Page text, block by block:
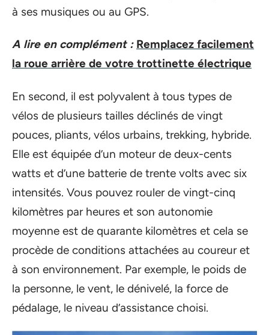
à ses musiques ou au GPS.
A lire en complément : Remplacez facilement
la roue arrière de votre trottinette électrique
En second, il est polyvalent à tous types de
vélos de plusieurs tailles déclinés de vingt
pouces, pliants, vélos urbains, trekking, hybride.
Elle est équipée d’un moteur de deux-cents
watts et d’une batterie de trente volts avec six
intensités. Vous pouvez rouler de vingt-cinq
kilomètres par heures et son autonomie
moyenne est de quarante kilomètres et cela se
procède de conditions attachées au coureur et
à son environnement. Par exemple, le poids de
la personne, le vent, le dénivelé, la force de
pédalage, le niveau d’assistance choisi.